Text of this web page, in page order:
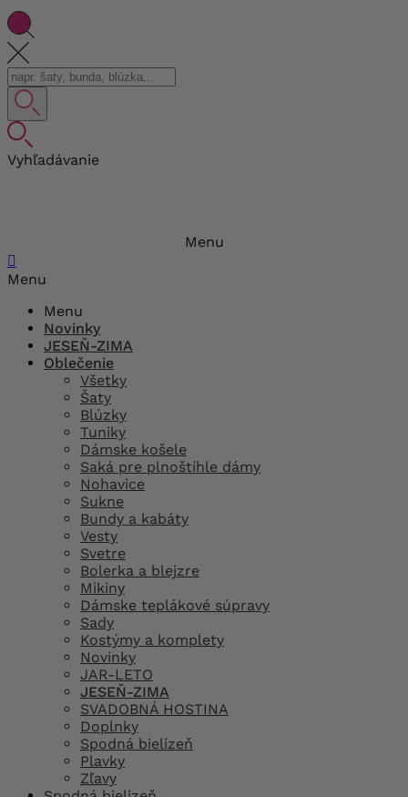
Vyhľadávanie
Menu

Menu
Menu
Novinky
JESEŇ-ZIMA
Oblečenie
Všetky
Šaty
Blúzky
Tuniky
Dámske košele
Saká pre plnoštíhle dámy
Nohavice
Sukne
Bundy a kabáty
Vesty
Svetre
Bolerka a blejzre
Mikiny
Dámske teplákové súpravy
Sady
Kostýmy a komplety
Novinky
JAR-LETO
JESEŇ-ZIMA
SVADOBNÁ HOSTINA
Doplnky
Spodná bielizeň
Plavky
Zľavy